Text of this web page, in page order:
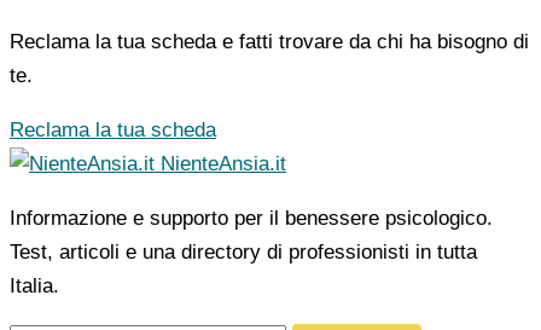
Reclama la tua scheda e fatti trovare da chi ha bisogno di
te.
Reclama la tua scheda
NienteAnsia.it
Informazione e supporto per il benessere psicologico.
Test, articoli e una directory di professionisti in tutta
Italia.